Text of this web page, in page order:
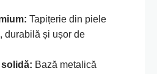
Tapițerie din piele
durabilă și ușor de
Bază metalică